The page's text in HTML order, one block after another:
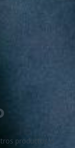
productos o